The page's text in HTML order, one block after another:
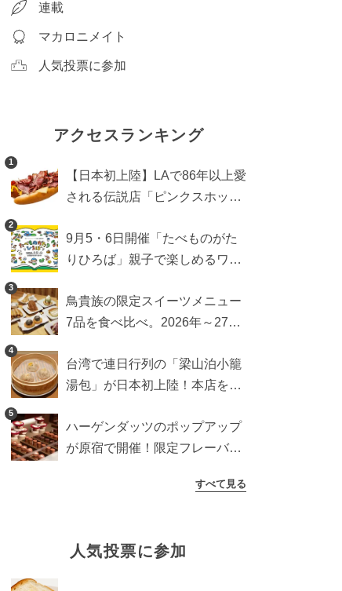
連載
マカロニメイト
人気投票に参加
アクセスランキング
1
【日本初上陸】LAで86年以上愛
される伝説店「ピンクスホット
ットドッグブーム到来!?
2
9月5・6日開催「たべものがた
りひろば」親子で楽しめるワー
ーなどをご紹介
3
鳥貴族の限定スイーツメニュー
7品を食べ比べ。2026年～27年
4
台湾で連日行列の「梁山泊小籠
湯包」が日本初上陸！本店を知
5
ハーゲンダッツのポップアップ
が原宿で開催！限定フレーバー
すべて見る
人気投票に参加